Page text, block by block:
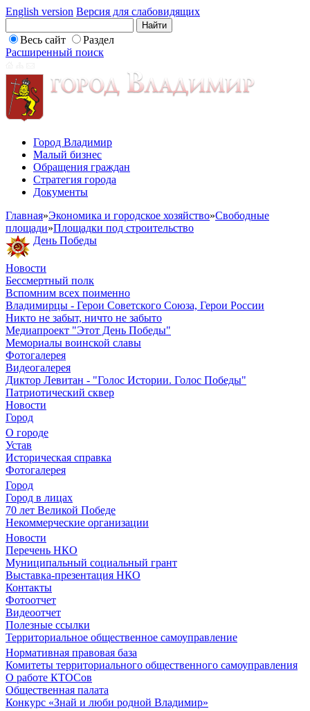
English version Версия для слабовидящих
Весь сайт
Раздел
Расширенный поиск
Город Владимир
Малый бизнес
Обращения граждан
Стратегия города
Документы
Главная»Экономика и городское хозяйство»Свободные
площади»Площадки под строительство
День Победы
Новости
Бессмертный полк
Вспомним всех поименно
Владимирцы - Герои Советского Союза, Герои России
Никто не забыт, ничто не забыто
Медиапроект "Этот День Победы"
Мемориалы воинской славы
Фотогалерея
Видеогалерея
Диктор Левитан - "Голос Истории. Голос Победы"
Патриотический сквер
Новости
Город
О городе
Устав
Историческая справка
Фотогалерея
Город
Город в лицах
70 лет Великой Победе
Некоммерческие организации
Новости
Перечень НКО
Муниципальный социальный грант
Выставка-презентация НКО
Контакты
Фотоотчет
Видеоотчет
Полезные ссылки
Территориальное общественное самоуправление
Нормативная правовая база
Комитеты территориального общественного самоуправления
О работе КТОСов
Общественная палата
Конкурс «Знай и люби родной Владимир»